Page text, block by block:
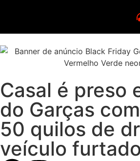
Casal é preso
do Garças
50 quilos de
veículo